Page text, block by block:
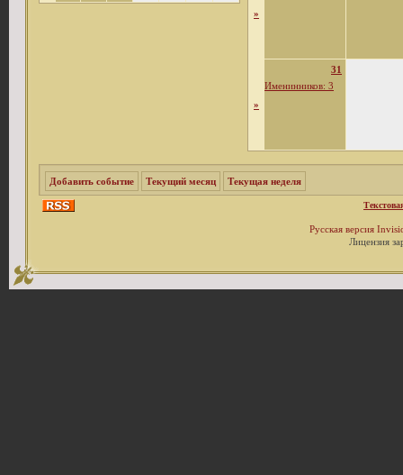
»
»
31
Именинников: 3
Добавить событие Текущий месяц Текущая неделя
Русская версия
Лицензия